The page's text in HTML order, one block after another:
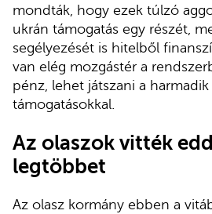
mondták, hogy ezek túlzó
ukrán támogatás egy részét,
segélyezését is hitelből
van elég mozgástér a
pénz, lehet játszani a
támogatásokkal.
Az olaszok vitték
legtöbbet
Az olasz kormány ebben a